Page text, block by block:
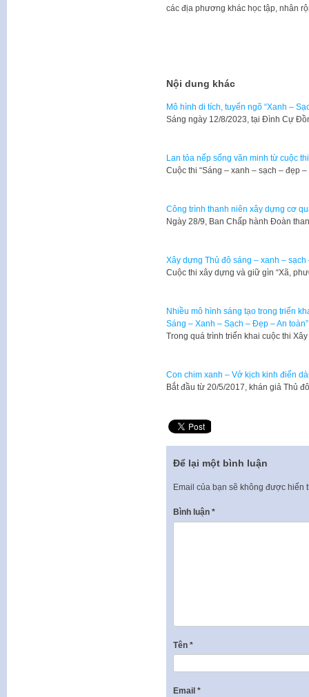
các địa phương khác học tập, nhân
Nội dung khác
Mô hình di tích, tuyến ngõ “Xanh –
Sáng ngày 12/8/2023, tại Đình Cự
Lan tỏa nếp sống văn minh từ cuộc
Cuộc thi “Sáng – xanh – sạch – đẹp
Công trình thanh niên xây dựng cơ
Ngày 28/9, Ban Chấp hành Đoàn
Xây dựng Thủ đô sáng – xanh –
Cuộc thi xây dựng và giữ gìn “Xã,
Nhiều mô hình sáng tạo trong triển
Sáng – Xanh – Sạch – Đẹp – An toàn”
Trong quá trình triển khai cuộc thi
Con chim xanh – Vở kịch kinh điển
Bắt đầu từ 20/5/2017, khán giả Thủ
Để lại một bình luận
Email của bạn sẽ không được hiển
Bình luận *
Tên *
Email *